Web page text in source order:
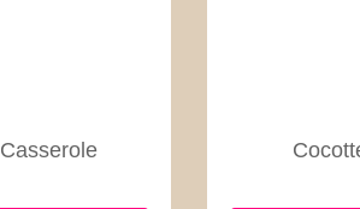
Casserole